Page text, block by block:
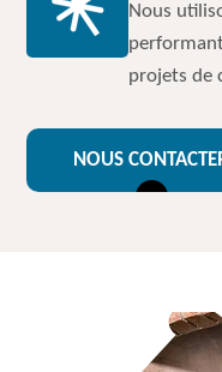
Nous
projets de
NOUS